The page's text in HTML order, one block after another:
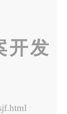
开发